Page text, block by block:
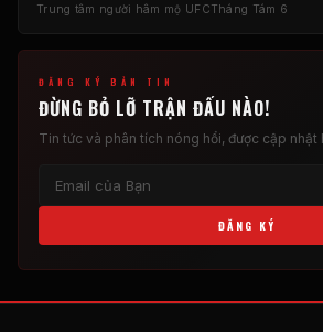
Trung tâm người hâm mộ UFCTháng Tám 6
ĐĂNG KÝ BẢN TIN
ĐỪNG BỎ LỠ TRẬN ĐẤU NÀO!
Tin tức và phân tích nóng hổi, ​​được cập nhật
ĐĂNG KÝ